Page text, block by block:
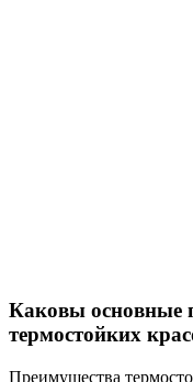
Каковы основные
термостойких
Преимущества